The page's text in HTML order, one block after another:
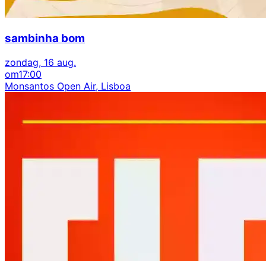
sambinha bom
zondag, 16 aug.
om17:00
Monsantos Open Air, Lisboa